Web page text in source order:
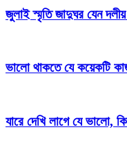
জুলাই স্মৃতি জাদুঘর যেন
ভালো থাকতে যে কয়েকটি
যারে দেখি লাগে যে ভালো,